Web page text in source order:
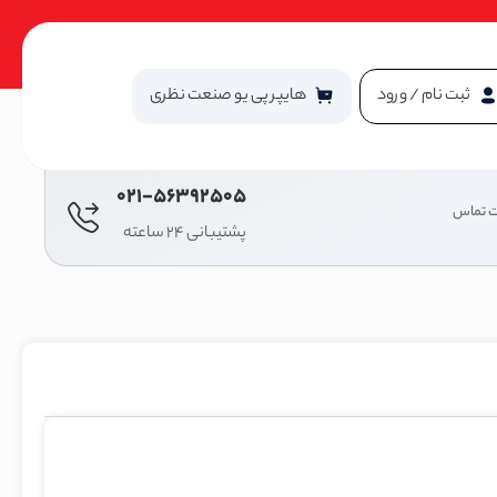
ثبت نام / ورود هایپر پی یو صنعت نظری
تماس 021-56392505
پشتیبانی 24 ساعته